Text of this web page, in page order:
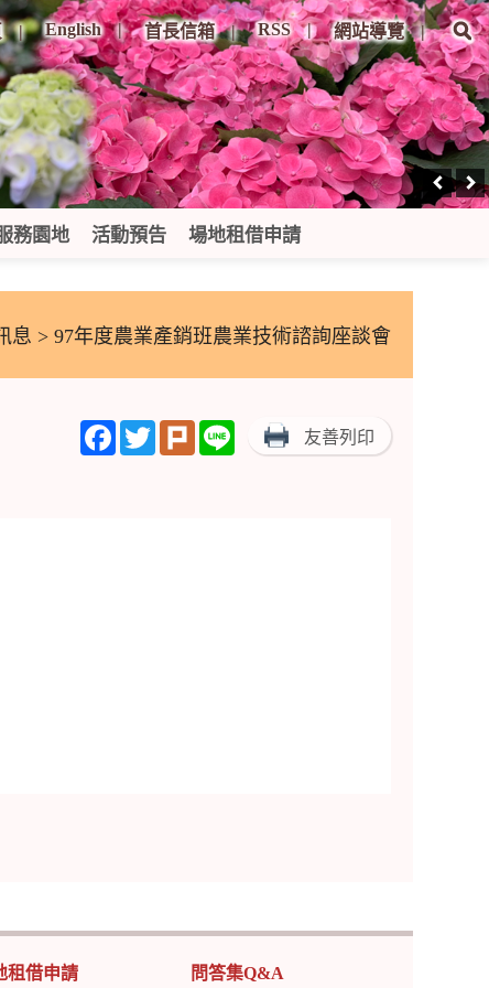
English 首長信箱 RSS 網站導覽
務園地 活動預告 場地租借申請
息 > 97年度農業產銷班農業技術諮詢座談會
Facebook
TwitterPlurk Line 友善列印
租借申請 問答集Q&A